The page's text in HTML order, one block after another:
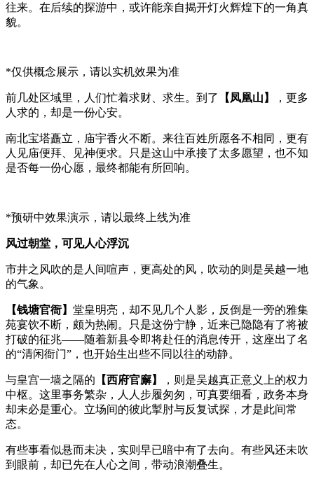
往来。在后续的探游中，或许能亲自揭开灯火辉煌下的一角真
貌。
*仅供概念展示，请以实机效果为准
前几处区域里，人们忙着求财、求生。到了 【凤凰山】
，更多
人求的，却是一份心安。
南北宝塔矗立，庙宇香火不断。来往百姓所愿各不相同，更有
人见庙便拜、见神便求。只是这山中承接了太多愿望，也不知
是否每一份心愿，最终都能有所回响。
*预研中效果演示，请以最终上线为准
风过朝堂，可见人心浮沉
市井之风吹的是人间喧声，更高处的风，吹动的则是吴越一地
的气象。
【钱塘官衙】 堂皇明亮，却不见几个人影，反倒是一旁的雅集
苑宴饮不断，颇为热闹。只是这份宁静，近来已隐隐有了将被
打破的征兆——随着新县令即将赴任的消息传开，这座出了名
的“清闲衙门”，也开始生出些不同以往的动静。
与皇宫一墙之隔的 【西府官廨】
，则是吴越真正意义上的权力
中枢。这里事务繁杂，人人步履匆匆，可真要细看，政务本身
却未必是重心。立场间的彼此掣肘与反复试探，才是此间常
态。
有些事看似悬而未决，实则早已暗中有了去向。有些风还未吹
到眼前，却已先在人心之间，带动浪潮叠生。